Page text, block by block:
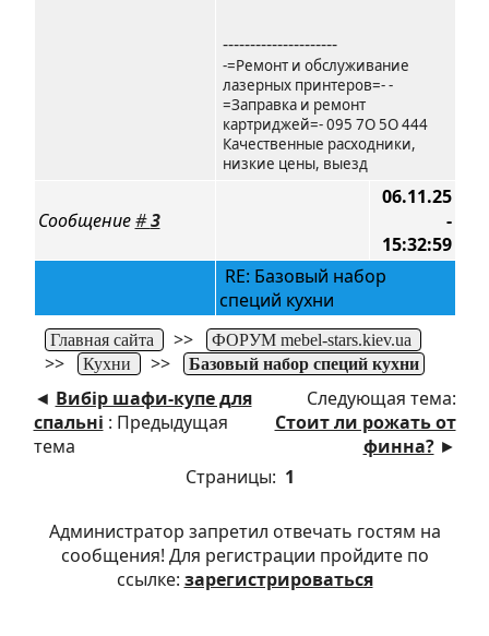
---------------------
-=Ремонт и обслуживание
лазерных принтеров=- -
=Заправка и ремонт
картриджей=- 095 7О 5О 444
Качественные расходники,
низкие цены, выезд
Сообщение#3
06.11.25
-
15:32:59
RE: Базовый набор
специй кухни
Главная сайта >> ФОРУМ mebel-stars.kiev.ua
>> Кухни >> Базовый набор специй кухни
◄ Вибір шафи-купе для
спальні : Предыдущая
тема
Следующая тема:
Стоит ли рожать от
финна?►
Страницы: 1
Администратор запретил отвечать гостям на
сообщения! Для регистрации пройдите по
ссылке: зарегистрироваться